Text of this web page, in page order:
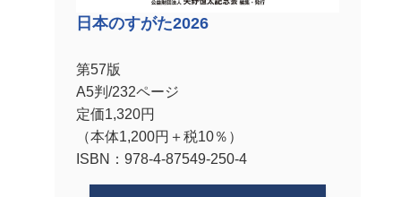
日本のすがた2026
第57版
A5判/232ページ
定価1,320円
（本体1,200円＋税10％）
ISBN：978-4-87549-250-4